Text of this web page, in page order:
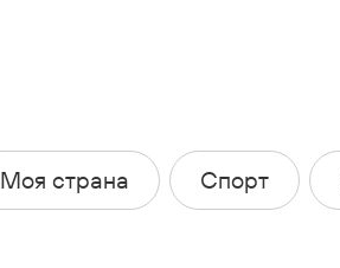
Моя страна Спорт